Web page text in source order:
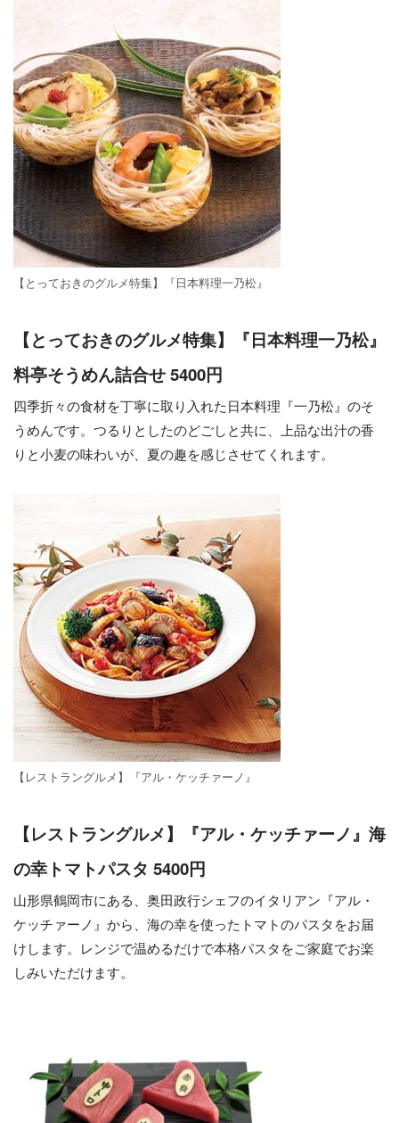
【とっておきのグルメ特集】『日本料理一乃松』
【とっておきのグルメ特集】『日本料理一乃松』
料亭そうめん詰合せ 5400円
四季折々の食材を丁寧に取り入れた日本料理『一乃松』のそ
うめんです。つるりとしたのどごしと共に、上品な出汁の香
りと小麦の味わいが、夏の趣を感じさせてくれます。
【レストラングルメ】『アル・ケッチァーノ』
【レストラングルメ】『アル・ケッチァーノ』海
の幸トマトパスタ 5400円
山形県鶴岡市にある、奥田政行シェフのイタリアン『アル・
ケッチァーノ』から、海の幸を使ったトマトのパスタをお届
けします。レンジで温めるだけで本格パスタをご家庭でお楽
しみいただけます。